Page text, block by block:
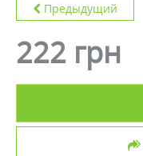
Предыдущий
222 грн